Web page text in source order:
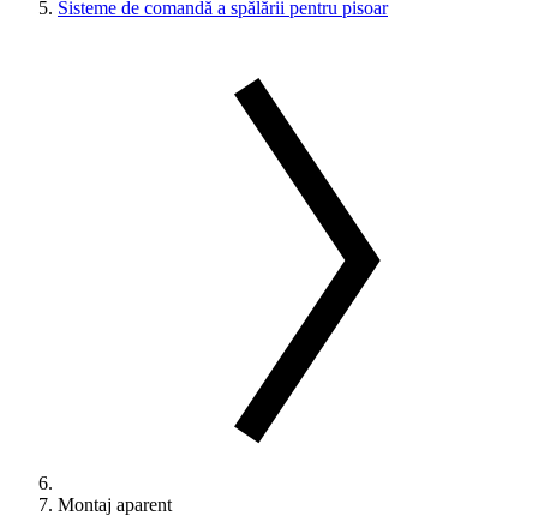
Sisteme de comandă a spălării pentru pisoar
Montaj aparent